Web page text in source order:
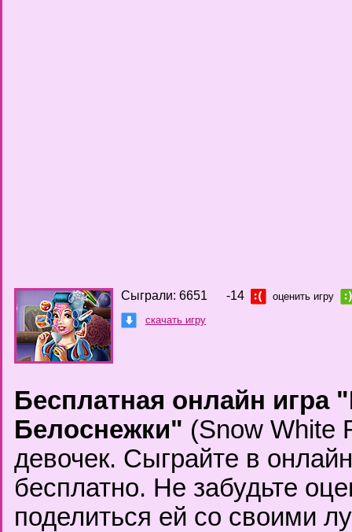
Сыграли: 6651 -14
оценить игру
скачать игру
Бесплатная онлайн игра
Белоснежки" (Snow White
девочек. Сыграйте в
бесплатно. Не забудьте
поделиться ей со своими